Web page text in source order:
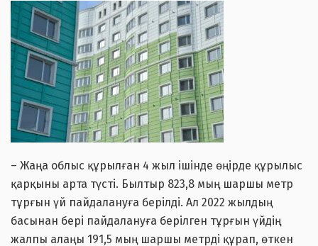
– Жаңа облыс құрылған 4 жыл ішінде өңірде құрылыс
қарқыны арта түсті. Былтыр 823,8 мың шаршы метр
тұрғын үй пайдалануға берілді. Ал 2022 жылдың
басынан бері пайдалануға берілген тұрғын үйдің
жалпы алаңы 191,5 мың шаршы метрді құрап, өткен